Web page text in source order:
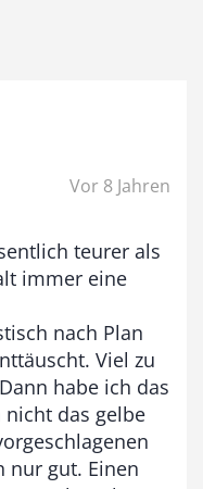
Vor 8 Jahren
teurer als
immer eine
nach Plan
Viel zu
habe ich das
nicht das gelbe
nur gut. Einen